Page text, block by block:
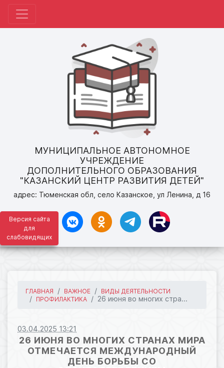
Версия сайта
для
слабовидящих
МУНИЦИПАЛЬНОЕ АВТОНОМНОЕ
УЧРЕЖДЕНИЕ
ДОПОЛНИТЕЛЬНОГО ОБРАЗОВАНИЯ
"КАЗАНСКИЙ ЦЕНТР РАЗВИТИЯ ДЕТЕЙ"
адрес: Тюменская обл, село Казанское, ул Ленина, д 16
ГЛАВНАЯ ВАЖНОЕ
ВИДЫ ДЕЯТЕЛЬНОСТИ
ПРОФИЛАКТИКА
26 июня во многих стра...
03.04.2025 13:21
26 ИЮНЯ ВО МНОГИХ СТРАНАХ МИРА
ОТМЕЧАЕТСЯ МЕЖДУНАРОДНЫЙ
ДЕНЬ БОРЬБЫ СО